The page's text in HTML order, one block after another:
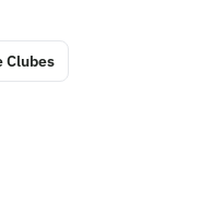
Clubes